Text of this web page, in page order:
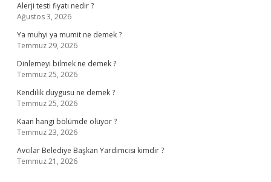
Alerji testi fiyatı nedir ?
Ağustos 3, 2026
Ya muhyi ya mumit ne demek ?
Temmuz 29, 2026
Dinlemeyi bilmek ne demek ?
Temmuz 25, 2026
Kendilik duygusu ne demek ?
Temmuz 25, 2026
Kaan hangi bölümde ölüyor ?
Temmuz 23, 2026
Avcılar Belediye Başkan Yardımcısı kimdir ?
Temmuz 21, 2026